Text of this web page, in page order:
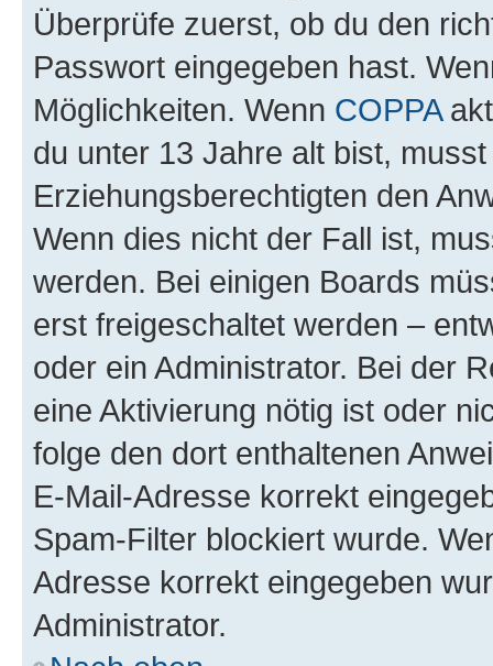
Überprüfe zuerst, ob du den
Passwort eingegeben hast.
Möglichkeiten. Wenn COPPA
du unter 13 Jahre alt bist,
Erziehungsberechtigten den
Wenn dies nicht der Fall ist,
werden. Bei einigen Boards
erst freigeschaltet werden –
oder ein Administrator. Bei der
eine Aktivierung nötig ist oder
folge den dort enthaltenen
E-Mail-Adresse korrekt
Spam-Filter blockiert wurde.
Adresse korrekt eingegeben
Administrator.